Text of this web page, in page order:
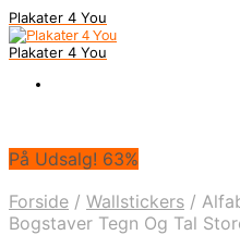
Plakater 4 You
Plakater 4 You
På Udsalg! 63%
Forside / Wallstickers /
Bogstaver Tegn Og Tal